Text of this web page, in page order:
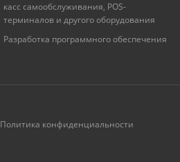
касс самообслуживания, POS-
терминалов и другого оборудования
Разработка программного обеспечения
Политика конфиденциальности